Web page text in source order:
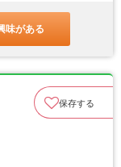
味がある
保存する